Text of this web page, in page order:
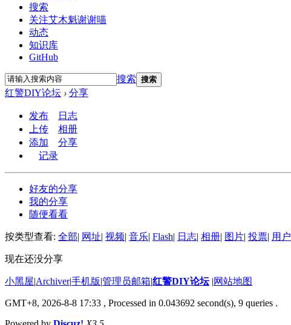
搜索
关注艾木魁谢谢喵
动态
知识库
GitHub
搜索 搜索
红警DIY论坛 › 分享
发布
日志
上传
相册
添加
分享
记录
好友的分享
我的分享
随便看看
按类型查看: 全部| 网址| 视频| 音乐| Flash| 日志| 相册| 图片| 投票| 用户
现在还没分享
小黑屋|Archiver|手机版|管理员邮箱|红警DIY论坛 |网站地图
GMT+8, 2026-8-8 17:33 , Processed in 0.043692 second(s), 9 queries .